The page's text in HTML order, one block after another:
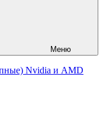
Меню
Nvidia и AMD